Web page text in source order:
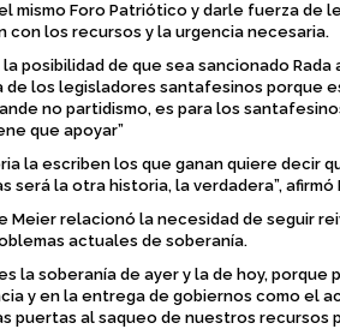
mismo Foro Patriótico y darle fuerza de
con los recursos y la urgencia necesaria.
posibilidad de que sea sancionado Rada
de los legisladores santafesinos porque
no partidismo, es para los
que apoyar”
la escriben los que ganan quiere decir
será la otra historia, la verdadera”, afirmó
Meier relacionó la necesidad de seguir
actuales de soberanía.
la soberanía de ayer y la de hoy, porque
y en la entrega de gobiernos como el
puertas al saqueo de nuestros recursos